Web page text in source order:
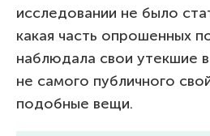
исследовании не было
какая часть опрошенных
наблюдала свои утекшие
не самого публичного
подобные вещи.